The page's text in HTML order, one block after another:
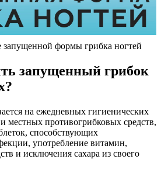
запущенной формы грибка ногтей
запущенный грибок
на ежедневных гигиенических
местных противогрибковых средств,
способствующих
употребление витамин,
и исключения сахара из своего